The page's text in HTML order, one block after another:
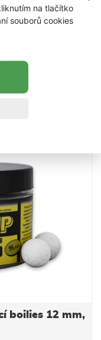
na tlačítko
souborů cookies
bohatý na tuk a
která
amury. Velmi
velké množství
Crab Objem:
boilies 12 mm,